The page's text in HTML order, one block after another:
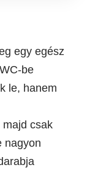
egy egész
be
le, hanem
majd csak
nagyon